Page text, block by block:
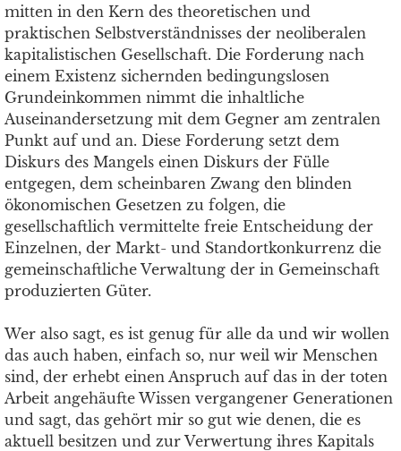
mitten in den Kern des theoretischen und
praktischen Selbstverständnisses der neoliberalen
kapitalistischen Gesellschaft. Die Forderung nach
einem Existenz sichernden bedingungslosen
Grundeinkommen nimmt die inhaltliche
Auseinandersetzung mit dem Gegner am zentralen
Punkt auf und an. Diese Forderung setzt dem
Diskurs des Mangels einen Diskurs der Fülle
entgegen, dem scheinbaren Zwang den blinden
ökonomischen Gesetzen zu folgen, die
gesellschaftlich vermittelte freie Entscheidung der
Einzelnen, der Markt- und Standortkonkurrenz die
gemeinschaftliche Verwaltung der in Gemeinschaft
produzierten Güter.
Wer also sagt, es ist genug für alle da und wir wollen
das auch haben, einfach so, nur weil wir Menschen
sind, der erhebt einen Anspruch auf das in der toten
Arbeit angehäufte Wissen vergangener Generationen
und sagt, das gehört mir so gut wie denen, die es
aktuell besitzen und zur Verwertung ihres Kapitals